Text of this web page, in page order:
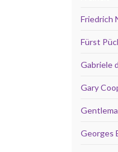
Friedrich
Fürst
Gabriele
Gary
Georges